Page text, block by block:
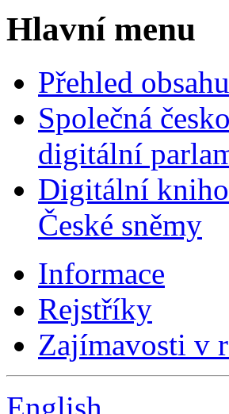
Hlavní menu
Přehled obsahu
Společná
digitální
Digitální
České sněmy
Informace
Rejstříky
Zajímavosti v
English